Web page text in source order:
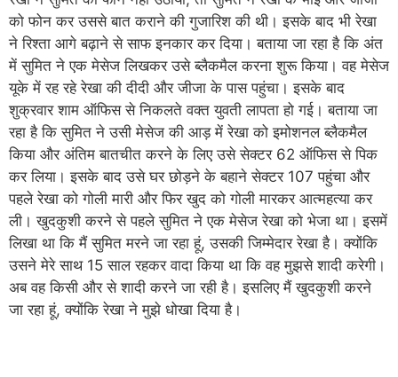
को फोन कर उससे बात कराने की गुजारिश की थी। इसके बाद भी रेखा
ने रिश्ता आगे बढ़ाने से साफ इनकार कर दिया। बताया जा रहा है कि अंत
में सुमित ने एक मेसेज लिखकर उसे ब्लैकमैल करना शुरू किया। वह मेसेज
यूके में रह रहे रेखा की दीदी और जीजा के पास पहुंचा। इसके बाद
शुक्रवार शाम ऑफिस से निकलते वक्त युवती लापता हो गई। बताया जा
रहा है कि सुमित ने उसी मेसेज की आड़ में रेखा को इमोशनल ब्लैकमैल
किया और अंतिम बातचीत करने के लिए उसे सेक्टर 62 ऑफिस से पिक
कर लिया। इसके बाद उसे घर छोड़ने के बहाने सेक्टर 107 पहुंचा और
पहले रेखा को गोली मारी और फिर खुद को गोली मारकर आत्महत्या कर
ली। खुदकुशी करने से पहले सुमित ने एक मेसेज रेखा को भेजा था। इसमें
लिखा था कि मैं सुमित मरने जा रहा हूं, उसकी जिम्मेदार रेखा है। क्योंकि
उसने मेरे साथ 15 साल रहकर वादा किया था कि वह मुझसे शादी करेगी।
अब वह किसी और से शादी करने जा रही है। इसलिए मैं खुदकुशी करने
जा रहा हूं, क्योंकि रेखा ने मुझे धोखा दिया है।